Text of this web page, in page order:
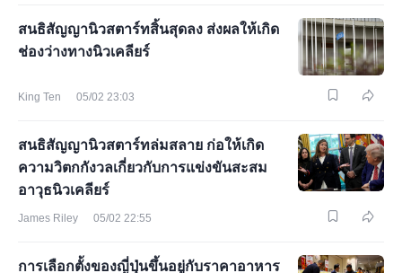
สนธิสัญญานิวสตาร์ทสิ้นสุดลง ส่งผลให้เกิด
ช่องว่างทางนิวเคลียร์
King Ten 05/02 23:03
สนธิสัญญานิวสตาร์ทล่มสลาย ก่อให้เกิด
ความวิตกกังวลเกี่ยวกับการแข่งขันสะสม
อาวุธนิวเคลียร์
James Riley 05/02 22:55
การเลือกตั้งของญี่ปุ่นขึ้นอยู่กับราคาอาหาร